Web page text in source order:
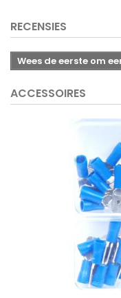
RECENSIES
Wees de eerste om
ACCESSOIRES